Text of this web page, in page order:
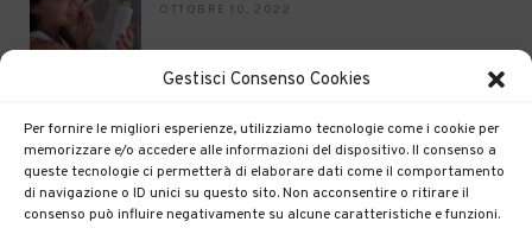
Gestisci Consenso Cookies
Per fornire le migliori esperienze, utilizziamo tecnologie come i cookie per
memorizzare e/o accedere alle informazioni del dispositivo. Il consenso a
queste tecnologie ci permetterà di elaborare dati come il comportamento
di navigazione o ID unici su questo sito. Non acconsentire o ritirare il
consenso può influire negativamente su alcune caratteristiche e funzioni.
OTTOBRE 10, 2022
DICEMBRE 16, 2021